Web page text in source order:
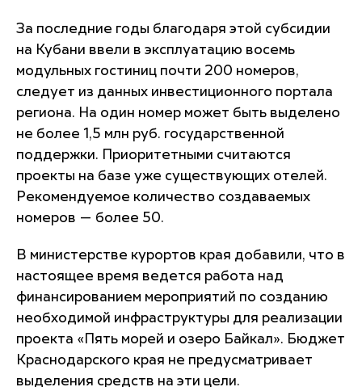
За последние годы благодаря этой субсидии
на Кубани ввели в эксплуатацию восемь
модульных гостиниц почти 200 номеров,
следует из данных инвестиционного портала
региона. На один номер может быть выделено
не более 1,5 млн руб. государственной
поддержки. Приоритетными считаются
проекты на базе уже существующих отелей.
Рекомендуемое количество создаваемых
номеров — более 50.
В министерстве курортов края добавили, что в
настоящее время ведется работа над
финансированием мероприятий по созданию
необходимой инфраструктуры для реализации
проекта «Пять морей и озеро Байкал». Бюджет
Краснодарского края не предусматривает
выделения средств на эти цели.